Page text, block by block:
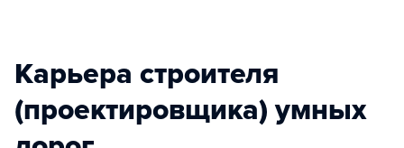
Карьера строителя
(проектировщика) умных